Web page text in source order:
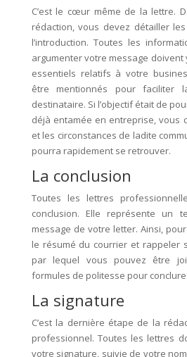
C’est le cœur même de la lettre.
rédaction, vous devez détailler
l’introduction. Toutes les
argumenter votre message doivent
essentiels relatifs à votre
être mentionnés pour faciliter
destinataire. Si l’objectif était de
déjà entamée en entreprise, vous
et les circonstances de ladite
pourra rapidement se retrouver.
La conclusion
Toutes les lettres
conclusion. Elle représente un
message de votre letter. Ainsi,
le résumé du courrier et rappeler
par lequel vous pouvez être
formules de politesse pour
La signature
C’est la dernière étape de la
professionnel. Toutes les lettres
votre signature, suivie de votre